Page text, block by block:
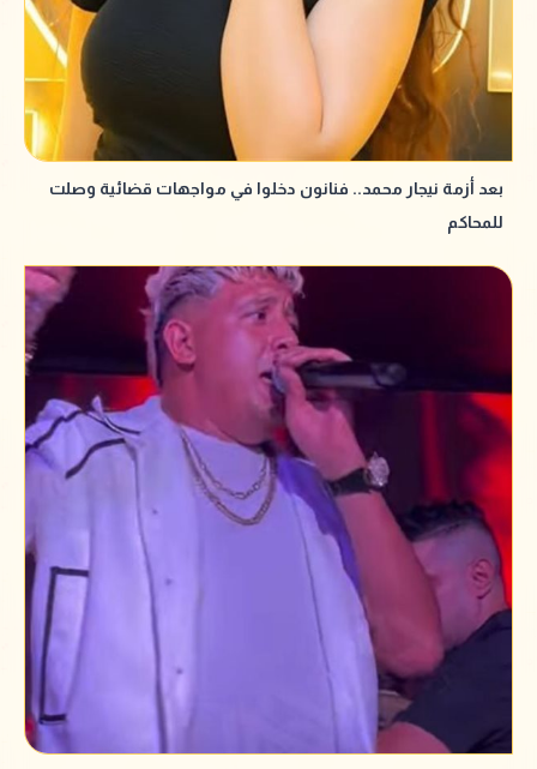
بعد أزمة نيجار محمد.. فنانون دخلوا في مواجهات قضائية وصلت
للمحاكم